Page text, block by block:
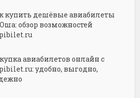
купить дешёвые авиабилеты
обзор возможностей
авиабилетов онлайн с
удобно, выгодно,